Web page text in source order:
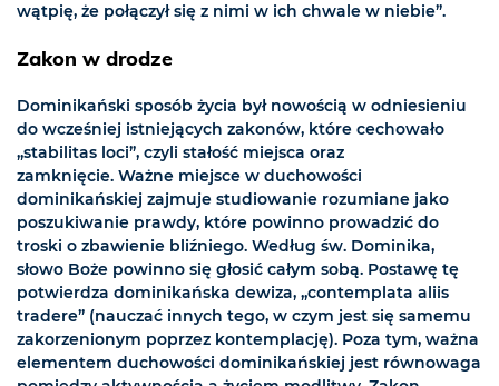
wątpię, że połączył się z nimi w ich chwale w niebie”.
Zakon w drodze
Dominikański sposób życia był nowością w odniesieniu
do wcześniej istniejących zakonów, które cechowało
„stabilitas loci”, czyli stałość miejsca oraz
zamknięcie. Ważne miejsce w duchowości
dominikańskiej zajmuje studiowanie rozumiane jako
poszukiwanie prawdy, które powinno prowadzić do
troski o zbawienie bliźniego. Według św. Dominika,
słowo Boże powinno się głosić całym sobą. Postawę tę
potwierdza dominikańska dewiza, „contemplata aliis
tradere” (nauczać innych tego, w czym jest się samemu
zakorzenionym poprzez kontemplację). Poza tym, ważna
elementem duchowości dominikańskiej jest równowaga